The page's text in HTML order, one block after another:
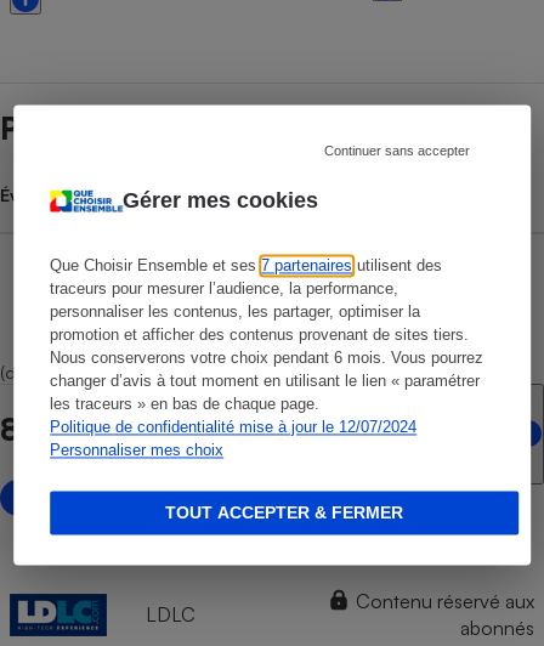
Gérer mes cookies
Que Choisir Ensemble et ses7 partenaires utilisent des
traceurs pour mesurer l’audience, la performance,
personnaliser les contenus, les partager, optimiser la
promotion et afficher des contenus provenant de sites tiers.
Nous conserverons votre choix pendant 6 mois. Vous pourrez
changer d’avis à tout moment en utilisant le lien « paramétrer
les traceurs » en bas de chaque page.
Politique de confidentialité mise à jour le 12/07/2024
Personnaliser mes choix
Continuer sans accepter
TOUT ACCEPTER & FERMER
Prix et magasins
Évolution du prix moyen
(dont 5 marketplaces)
8 points de vente en ligne
avec marketplace
LDLC
Contenu réservé aux
abonnés